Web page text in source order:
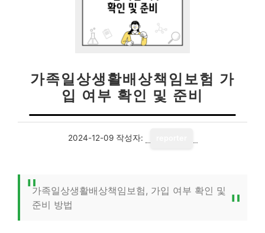
가족일상생활배상책임보험 가
입 여부 확인 및 준비
2024-12-09 작성자:
가족일상생활배상책임보험, 가입 여부 확인 및
준비 방법